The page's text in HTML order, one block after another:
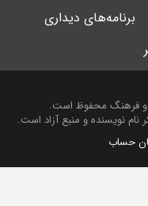
برنامه‌های دیداری
فرهنگ محفوظ است.
نویسنده و منبع آزاد است.
حساب